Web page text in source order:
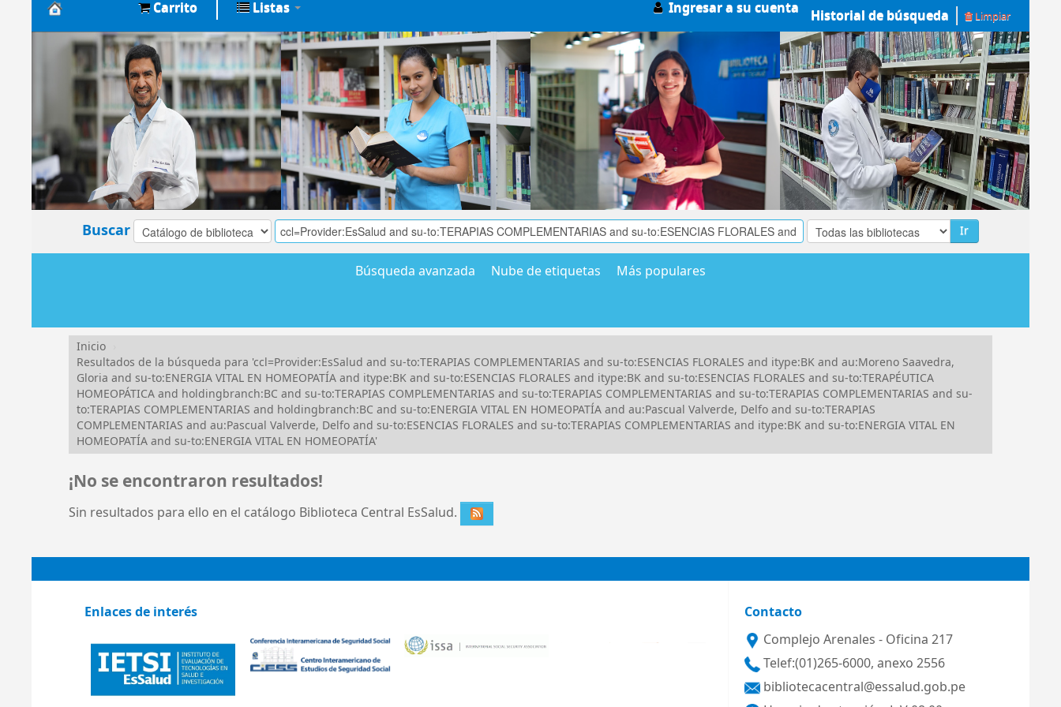
Biblioteca
Central
EsSalud
Carrito Listas Ingresar a su cuenta Historial de búsqueda Limpiar
Buscar Ir
Búsqueda avanzada Nube de etiquetas Más populares
Inicio
Resultados de la búsqueda para 'ccl=Provider:EsSalud and su-to:TERAPIAS COMPLEMENTARIAS and su-to:ESENCIAS FLORALES and itype:BK and au:Moreno Saavedra,
Gloria and su-to:ENERGIA VITAL EN HOMEOPATÍA and itype:BK and su-to:ESENCIAS FLORALES and itype:BK and su-to:ESENCIAS FLORALES and su-to:TERAPÉUTICA
HOMEOPÁTICA and holdingbranch:BC and su-to:TERAPIAS COMPLEMENTARIAS and su-to:TERAPIAS COMPLEMENTARIAS and su-to:TERAPIAS COMPLEMENTARIAS and su-
to:TERAPIAS COMPLEMENTARIAS and holdingbranch:BC and su-to:ENERGIA VITAL EN HOMEOPATÍA and au:Pascual Valverde, Delfo and su-to:TERAPIAS
COMPLEMENTARIAS and au:Pascual Valverde, Delfo and su-to:ESENCIAS FLORALES and su-to:TERAPIAS COMPLEMENTARIAS and itype:BK and su-to:ENERGIA VITAL EN
HOMEOPATÍA and su-to:ENERGIA VITAL EN HOMEOPATÍA'
¡No se encontraron resultados!
Sin resultados para ello en el catálogo Biblioteca Central EsSalud.
Enlaces de interés
Contacto
Complejo Arenales - Oficina 217
Telef:(01)265-6000, anexo 2556
bibliotecacentral@essalud.gob.pe